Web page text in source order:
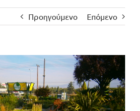
Προηγούμενο Επόμενο